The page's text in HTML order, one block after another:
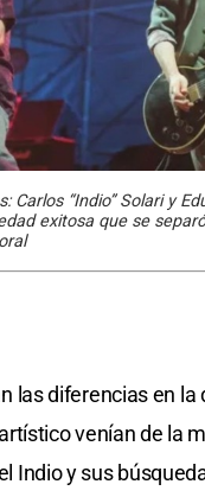
Carlos “Indio” Solari y
exitosa que se
las diferencias en la
venían de la
Indio y sus